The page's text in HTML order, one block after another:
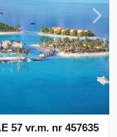
57 vr.m. nr 457635